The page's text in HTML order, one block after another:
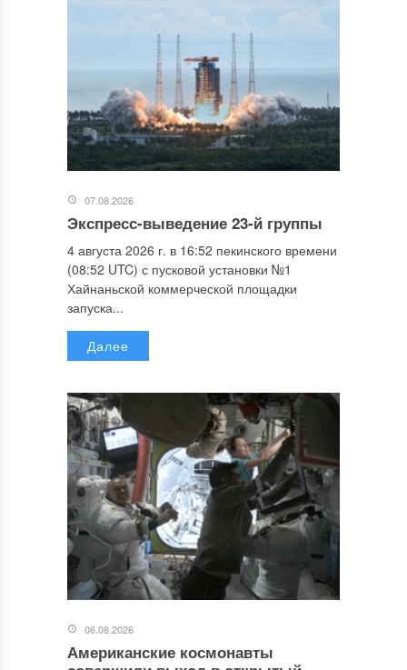
07.08.2026
Экспресс-выведение 23-й группы
4 августа 2026 г. в 16:52 пекинского времени
(08:52 UTC) с пусковой установки №1
Хайнаньской коммерческой площадки
запуска...
Далее
06.08.2026
Американские космонавты